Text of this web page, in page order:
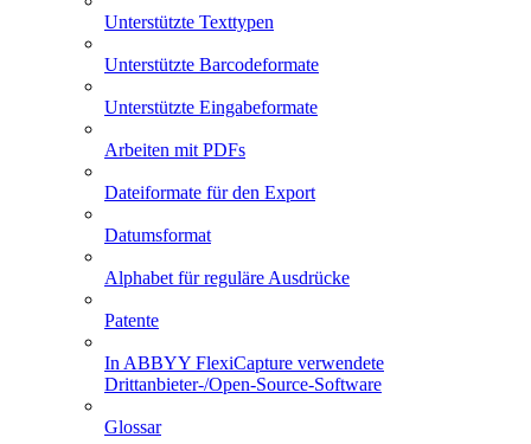
Unterstützte Texttypen
Unterstützte Barcodeformate
Unterstützte Eingabeformate
Arbeiten mit PDFs
Dateiformate für den Export
Datumsformat
Alphabet für reguläre Ausdrücke
Patente
In ABBYY FlexiCapture verwendete
Drittanbieter-/Open-Source-Software
Glossar